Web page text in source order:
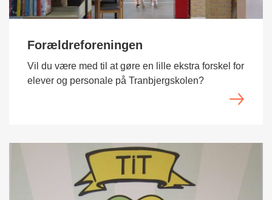
Forældreforeningen
Vil du være med til at gøre en lille ekstra forskel for
elever og personale på Tranbjergskolen?